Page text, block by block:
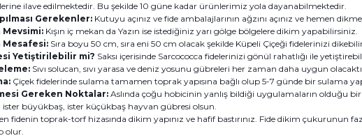
ilave edilmektedir. Bu şekilde 10 güne kadar ürünlerimiz yola dayanabilmektedir.
Gerekenler: Kutuyu açınız ve fide ambalajlarının ağzını açınız ve hemen
Mevsimi: Kışın iç mekan da Yazın ise istediğiniz yarı gölge bölgelere dikim yapabilirsiniz.
Mesafesi: Sıra boyu 50 cm, sıra eni 50 cm olacak şekilde Küpeli Çiçeği fidelerinizi
Yetiştirilebilir mi? Saksı içerisinde Sarcococca fidelerinizi gönül rahatlığı ile
Sıvı solucan, sıvı yarasa ve deniz yosunu gübreleri her zaman daha uygun
Çiçek fidelerinde sulama tamamen toprak yapısına bağlı olup 5-7 günde bir sulama
Gereken Noktalar: Aslında çoğu hobicinin yanlış bildiği uygulamaların olduğu
ister büyükbaş, ister küçükbaş hayvan gübresi olsun.
fidenin toprak-torf hizasında dikim yapınız ve hafif bastırınız. Fide dikim çukurunun
olur.